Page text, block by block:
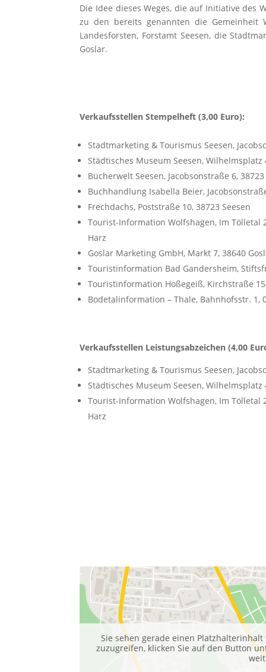
Die Idee dieses Weges, die auf Initiative des
zu den bereits genannten die Gemeinheit
Landesforsten, Forstamt Seesen, die
Goslar.
Verkaufsstellen Stempelheft (3,00 Euro):
Stadtmarketing & Tourismus Seesen,
Städtisches Museum Seesen,Wilhelmsplatz
Bücherwelt Seesen, Jacobsonstraße 6,
Buchhandlung Isabella Beier,
Frechdachs, Poststraße 10, 38723 Seesen
Tourist-Information Wolfshagen, Im Tölletal
Harz
Goslar Marketing GmbH, Markt 7, 38640
Touristinformation Bad Gandersheim,
Touristinformation Hoßegeiß, Kirchstraße
Bodetalinformation – Thale, Bahnhofsstr. 1,
Verkaufsstellen Leistungsabzeichen (4,00
Stadtmarketing & Tourismus Seesen,
Städtisches Museum Seesen,Wilhelmsplatz
Tourist-Information Wolfshagen, Im Tölletal
Harz
Sie sehen gerade einen
zuzugreifen, klicken Sie auf den Button